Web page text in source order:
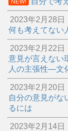
NEW!
2023年2月28日
何も考えてない
2023年2月22日
意見が言えない
人の主張性―文
2023年2月20日
自分の意見がな
るには
2023年2月14日